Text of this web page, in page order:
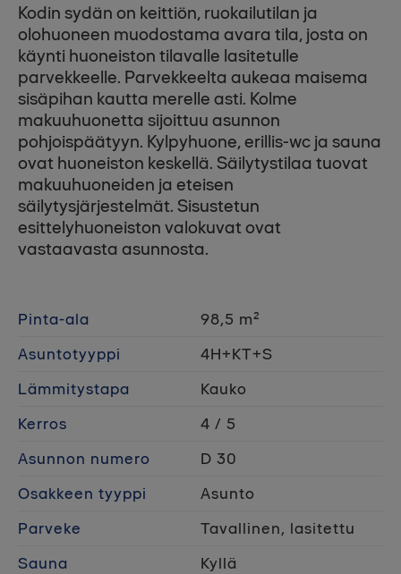
Kodin sydän on keittiön, ruokailutilan ja
olohuoneen muodostama avara tila, josta on
käynti huoneiston tilavalle lasitetulle
parvekkeelle. Parvekkeelta aukeaa maisema
sisäpihan kautta merelle asti. Kolme
makuuhuonetta sijoittuu asunnon
pohjoispäätyyn. Kylpyhuone, erillis-wc ja sauna
ovat huoneiston keskellä. Säilytystilaa tuovat
makuuhuoneiden ja eteisen
säilytysjärjestelmät. Sisustetun
esittelyhuoneiston valokuvat ovat
vastaavasta asunnosta.
Pinta-ala
98,5 m²
Asuntotyyppi
4H+KT+S
Lämmitystapa
Kauko
Kerros
4 / 5
Asunnon numero
D 30
Osakkeen tyyppi
Asunto
Parveke
Tavallinen, lasitettu
Sauna
Kyllä